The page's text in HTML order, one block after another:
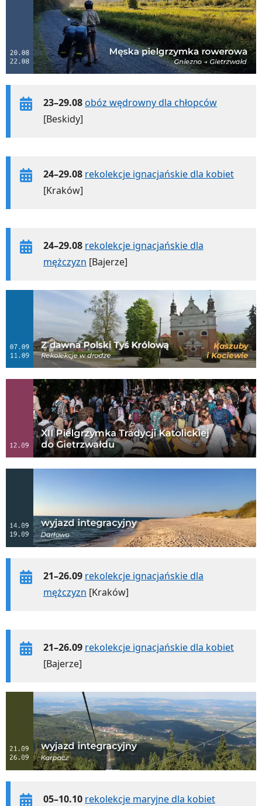
23–29.08obóz wędrowny dla chłopców
[Beskidy]
24–29.08 rekolekcje ignacjańskie dla kobiet
[Kraków]
24–29.08 rekolekcje ignacjańskie dla
mężczyzn [Bajerze]
21–26.09 rekolekcje ignacjańskie dla
mężczyzn [Kraków]
21–26.09 rekolekcje ignacjańskie dla kobiet
[Bajerze]
05–10.10 rekolekcje maryjne dla kobiet